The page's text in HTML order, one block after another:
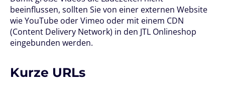
beeinflussen, sollten Sie von einer externen Website
wie YouTube oder Vimeo oder mit einem CDN
(Content Delivery Network) in den JTL Onlineshop
eingebunden werden.
Kurze URLs